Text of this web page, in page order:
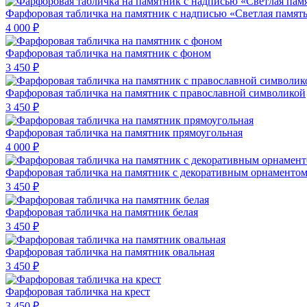
Фарфоровая табличка на памятник с надписью «Светлая
4 000 ₽
Фарфоровая табличка на памятник с фоном
3 450 ₽
Фарфоровая табличка на памятник с православной символикой
3 450 ₽
Фарфоровая табличка на памятник прямоугольная
4 000 ₽
Фарфоровая табличка на памятник с декоративным орнаментом
3 450 ₽
Фарфоровая табличка на памятник белая
3 450 ₽
Фарфоровая табличка на памятник овальная
3 450 ₽
Фарфоровая табличка на крест